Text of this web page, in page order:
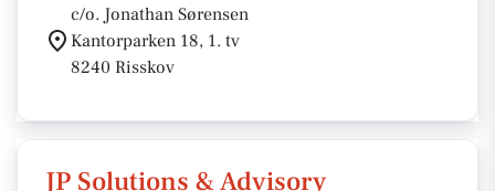
c/o. Jonathan Sørensen
Kantorparken 18, 1. tv
8240 Risskov
JP Solutions & Advisory